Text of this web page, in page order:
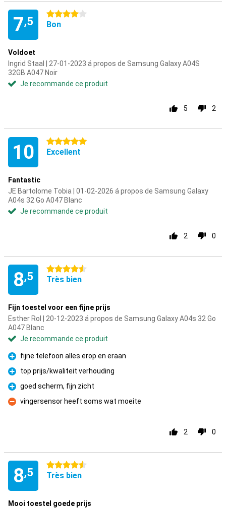
7,5
4 étoiles
Bon
Voldoet
Ingrid Staal | 27-01-2023 á propos de Samsung Galaxy A04S
32GB A047 Noir
Je recommande ce produit
5 2
10 5 étoiles
Excellent
Fantastic
JE Bartolome Tobia | 01-02-2026 á propos de Samsung Galaxy
A04s 32 Go A047 Blanc
Je recommande ce produit
2 0
8,5
4.5 étoiles
Très bien
Fijn toestel voor een fijne prijs
Esther Rol | 20-12-2023 á propos de Samsung Galaxy A04s 32 Go
A047 Blanc
Je recommande ce produit
Pour
fijne telefoon alles erop en eraan
Pour
top prijs/kwaliteit verhouding
Pour
goed scherm, fijn zicht
Contre
vingersensor heeft soms wat moeite
2 0
8,5
4.5 étoiles
Très bien
Mooi toestel goede prijs